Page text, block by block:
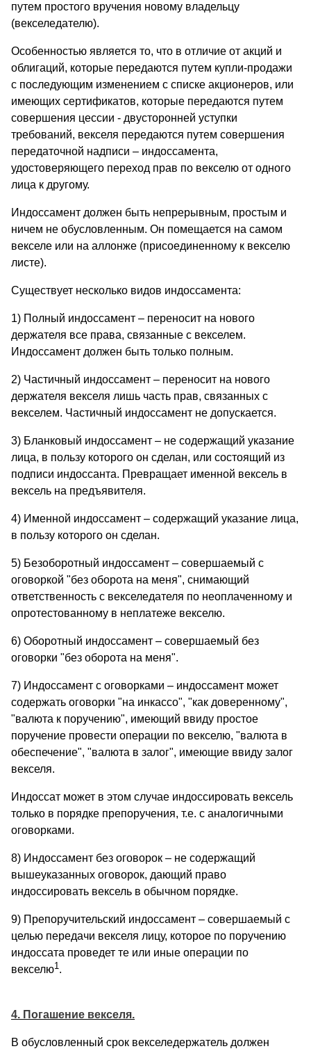
путем простого вручения новому владельцу
(векселедателю).
Особенностью является то, что в отличие от акций и
облигаций, которые передаются путем купли-продажи
с последующим изменением с списке акционеров, или
имеющих сертификатов, которые передаются путем
совершения цессии - двусторонней уступки
требований, векселя передаются путем совершения
передаточной надписи – индоссамента,
удостоверяющего переход прав по векселю от одного
лица к другому.
Индоссамент должен быть непрерывным, простым и
ничем не обусловленным. Он помещается на самом
векселе или на аллонже (присоединенному к векселю
листе).
Существует несколько видов индоссамента:
1) Полный индоссамент – переносит на нового
держателя все права, связанные с векселем.
Индоссамент должен быть только полным.
2) Частичный индоссамент – переносит на нового
держателя векселя лишь часть прав, связанных с
векселем. Частичный индоссамент не допускается.
3) Бланковый индоссамент – не содержащий указание
лица, в пользу которого он сделан, или состоящий из
подписи индоссанта. Превращает именной вексель в
вексель на предъявителя.
4) Именной индоссамент – содержащий указание лица,
в пользу которого он сделан.
5) Безоборотный индоссамент – совершаемый с
оговоркой "без оборота на меня", снимающий
ответственность с векселедателя по неоплаченному и
опротестованному в неплатеже векселю.
6) Оборотный индоссамент – совершаемый без
оговорки "без оборота на меня".
7) Индоссамент с оговорками – индоссамент может
содержать оговорки "на инкассо", "как доверенному",
"валюта к поручению", имеющий ввиду простое
поручение провести операции по векселю, "валюта в
обеспечение", "валюта в залог", имеющие ввиду залог
векселя.
Индоссат может в этом случае индоссировать вексель
только в порядке препоручения, т.е. с аналогичными
оговорками.
8) Индоссамент без оговорок – не содержащий
вышеуказанных оговорок, дающий право
индоссировать вексель в обычном порядке.
9) Препоручительский индоссамент – совершаемый с
целью передачи векселя лицу, которое по поручению
индоссата проведет те или иные операции по
векселю1 .
4. Погашение векселя.
В обусловленный срок векселедержатель должен